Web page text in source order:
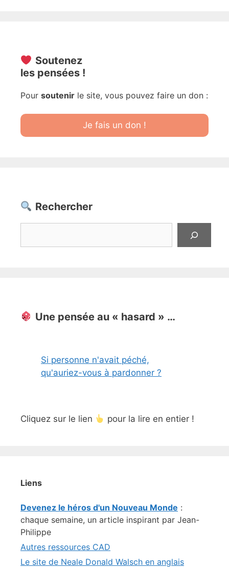
Soutenez
les pensées !
Pour soutenir le site, vous pouvez faire un don :
Je fais un don !
Rechercher
Une pensée au « hasard » …
Si personne n'avait péché,
qu'auriez-vous à pardonner ?
Cliquez sur le lien pour la lire en entier !
Liens
Devenez le héros d'un Nouveau Monde :
chaque semaine, un article inspirant par Jean-
Philippe
Autres ressources CAD
Le site de Neale Donald Walsch en anglais